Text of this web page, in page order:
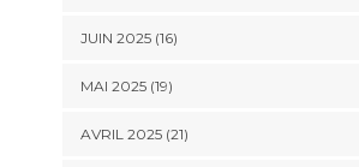
JUIN 2025 (16)
MAI 2025 (19)
AVRIL 2025 (21)